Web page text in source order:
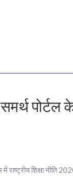
पोर्टल
शिक्षा नीति